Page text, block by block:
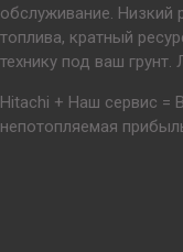
обслуживание. Низкий
топлива, кратный
технику под ваш грунт.
Hitachi + Наш сервис =
непотопляемая